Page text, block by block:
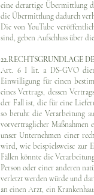
eine derartige Übermittlung
die Übermittlung dadurch
Die von YouTube
sind, geben Aufschluss über
22.RECHTSGRUNDLAGE
Art. 6 I lit. a DS-GVO dient
Einwilligung für einen
eines Vertrags, dessen
der Fall ist, die für eine
so beruht die Verarbeitung
vorvertraglicher
unser Unternehmen einer
wird, wie beispielsweise zur
Fällen könnte die
Person oder einer anderen
verletzt werden würde und
an einen Arzt, ein